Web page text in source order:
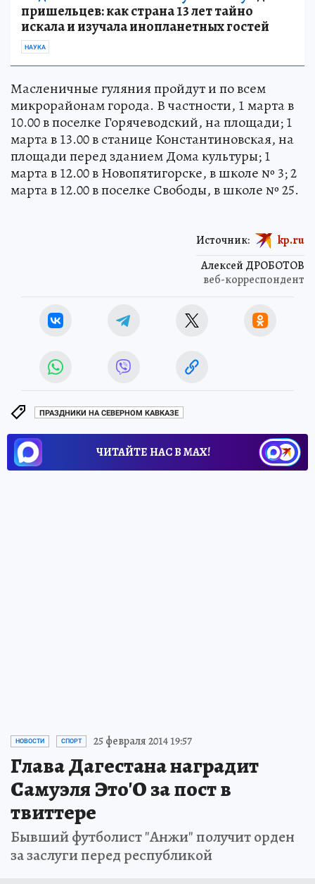
пришельцев: как страна 13 лет тайно
искала и изучала инопланетных гостей
НАУКА
Масленичные гуляния пройдут и по всем
микрорайонам города. В частности, 1 марта в
10.00 в поселке Горячеводский, на площади; 1
марта в 13.00 в станице Константиновская, на
площади перед зданием Дома культуры; 1
марта в 12.00 в Новопятигорске, в школе № 3; 2
марта в 12.00 в поселке Свободы, в школе № 25.
Алексей ДРОБОТОВ
веб-корреспондент
Источник: kp.ru
ПРАЗДНИКИ НА СЕВЕРНОМ КАВКАЗЕ
ЧИТАЙТЕ НАС В МАХ!
НОВОСТИ СПОРТ 25 февраля 2014 19:57
Глава Дагестана наградит
Самуэля Это'О за пост в
твиттере
Бывший футболист "Анжи" получит орден
за заслуги перед республикой